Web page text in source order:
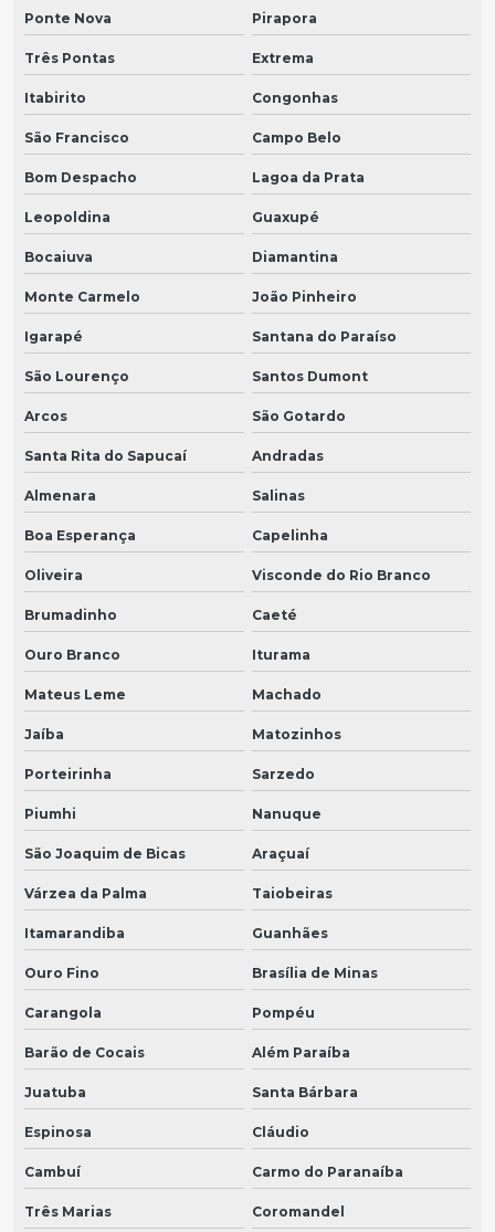
Ponte Nova Pirapora
Três Pontas Extrema
Itabirito Congonhas
São Francisco Campo Belo
Bom Despacho Lagoa da Prata
Leopoldina Guaxupé
Bocaiuva Diamantina
Monte Carmelo João Pinheiro
Igarapé Santana do Paraíso
São Lourenço Santos Dumont
Arcos São Gotardo
Santa Rita do Sapucaí Andradas
Almenara Salinas
Boa Esperança Capelinha
Oliveira Visconde do Rio Branco
Brumadinho Caeté
Ouro Branco Iturama
Mateus Leme Machado
Jaíba Matozinhos
Porteirinha Sarzedo
Piumhi Nanuque
São Joaquim de Bicas Araçuaí
Várzea da Palma Taiobeiras
Itamarandiba Guanhães
Ouro Fino Brasília de Minas
Carangola Pompéu
Barão de Cocais Além Paraíba
Juatuba Santa Bárbara
Espinosa Cláudio
Cambuí Carmo do Paranaíba
Três Marias Coromandel